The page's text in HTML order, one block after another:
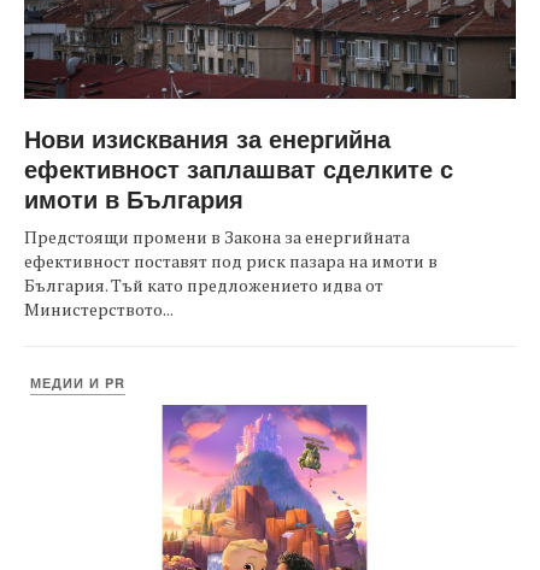
Нови изисквания за енергийна
ефективност заплашват сделките с
имоти в България
Предстоящи промени в Закона за енергийната
ефективност поставят под риск пазара на имоти в
България. Тъй като предложението идва от
Министерството...
МЕДИИ И PR